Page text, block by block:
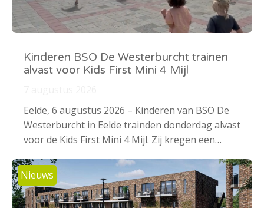
Kinderen BSO De Westerburcht trainen
alvast voor Kids First Mini 4 Mijl
Eelde, 6 augustus 2026 – Kinderen van BSO De
Westerburcht in Eelde trainden donderdag alvast
voor de Kids First Mini 4 Mijl. Zij kregen een…
Nieuws